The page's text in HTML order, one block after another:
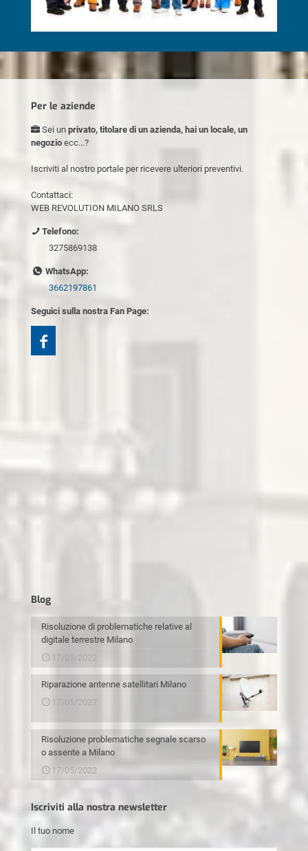
Per le aziende
Sei un privato, titolare di un azienda, hai un locale, un
negozio ecc...?
Iscriviti al nostro portale per ricevere ulteriori preventivi.
Contattaci:
WEB REVOLUTION MILANO SRLS
Telefono:
3275869138
WhatsApp:
3662197861
Seguici sulla nostra Fan Page:
Blog
Risoluzione di problematiche relative al
digitale terrestre Milano
17/05/2022
Riparazione antenne satellitari Milano
17/05/2022
Risoluzione problematiche segnale scarso
o assente a Milano
17/05/2022
Iscriviti alla nostra newsletter
Il tuo nome